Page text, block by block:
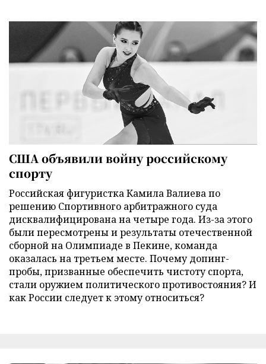
США объявили войну российскому
спорту
Российская фигуристка Камила Валиева по
решению Спортивного арбитражного суда
дисквалифицирована на четыре года. Из-за этого
были пересмотрены и результаты отечественной
сборной на Олимпиаде в Пекине, команда
оказалась на третьем месте. Почему допинг-
пробы, призванные обеспечить чистоту спорта,
стали оружием политического противостояния? И
как России следует к этому относиться?